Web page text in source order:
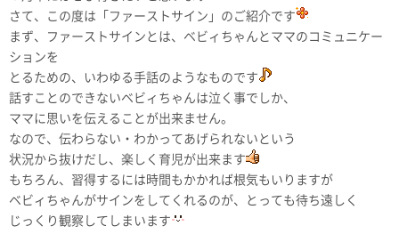
さて、この度は「ファーストサイン」のご紹介です
まず、ファーストサインとは、ベビィちゃんとママのコミュニケー
ションを
とるための、いわゆる手話のようなものです
話すことのできないベビィちゃんは泣く事でしか、
ママに思いを伝えることが出来ません。
なので、伝わらない・わかってあげられないという
状況から抜けだし、楽しく育児が出来ます
もちろん、習得するには時間もかかれば根気もいりますが
ベビィちゃんがサインをしてくれるのが、とっても待ち遠しく
じっくり観察してしまいます